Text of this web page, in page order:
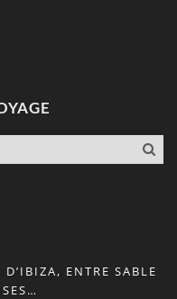
ENTRE SABLE